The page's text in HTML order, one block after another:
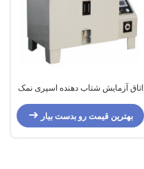
اتاق آزمایش شتاب دهنده اسپری نمک
بهترین قیمت رو بدست بیار